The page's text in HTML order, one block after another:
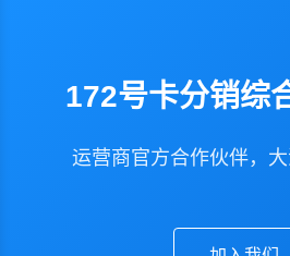
172号卡分销综
运营商官方合作伙伴，